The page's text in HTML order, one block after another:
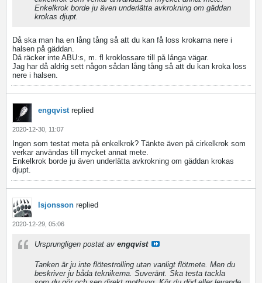
Enkelkrok borde ju även underlätta avkrokning om gäddan
krokas djupt.
Då ska man ha en lång tång så att du kan få loss krokarna nere i
halsen på gäddan.
Då räcker inte ABU:s, m. fl kroklossare till på långa vägar.
Jag har då aldrig sett någon sådan lång tång så att du kan kroka loss
nere i halsen.
engqvist replied
2020-12-30, 11:07
Ingen som testat meta på enkelkrok? Tänkte även på cirkelkrok som
verkar användas till mycket annat mete.
Enkelkrok borde ju även underlätta avkrokning om gäddan krokas
djupt.
lsjonsson replied
2020-12-29, 05:06
Ursprungligen postat av engqvist
Tanken är ju inte flötestrolling utan vanligt flötmete. Men du
beskriver ju båda teknikerna. Suveränt. Ska testa tackla